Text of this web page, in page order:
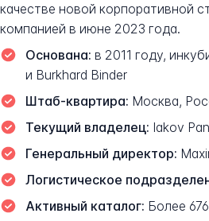
качестве новой корпоративной
компанией в июне 2023 года.
Основана: в 2011 году,
и Burkhard Binder
Штаб-квартира: Москва,
Текущий владелец: Iakov
Генеральный директор:
Логистическое
Активный каталог: Более